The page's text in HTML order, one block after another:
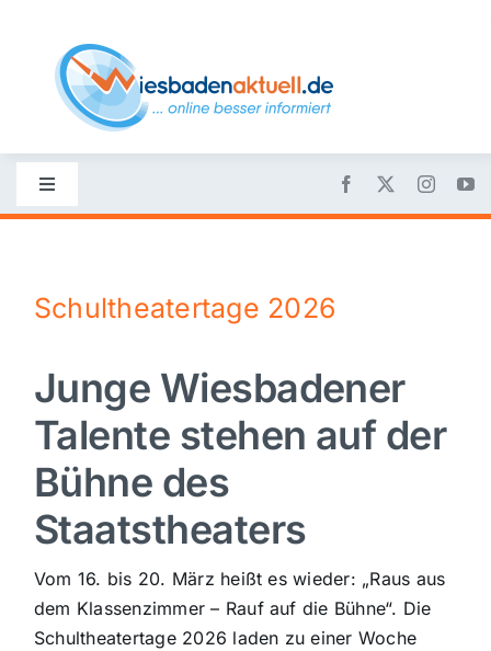
content
Toggle
Navigation
Nachrichten
Politik
Wirtschaft
Sport
Kultur
Schultheatertage 2026
Junge Wiesbadener
Talente stehen auf der
Bühne des
Staatstheaters
Vom 16. bis 20. März heißt es wieder: „Raus aus
dem Klassenzimmer – Rauf auf die Bühne“. Die
Schultheatertage 2026 laden zu einer Woche